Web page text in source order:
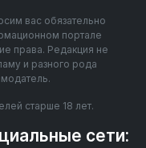
вас обязательно
портале
права. Редакция не
и разного рода
старше 18 лет.
сети: